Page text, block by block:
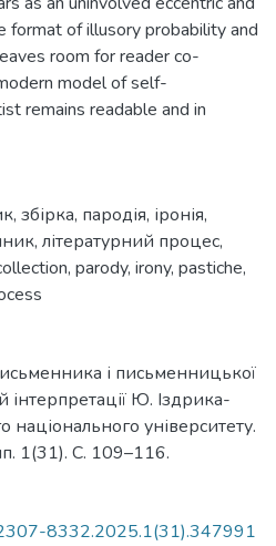
format of illusory probability and
room for reader co-
model of self-
remains readable and in
, збірка, пародія, іронія,
, літературний процес,
, parody, irony, pastiche,
і письменницької
інтерпретації Ю. Іздрика-
національного університету.
1(31). С. 109–116.
8332.2025.1(31).347991